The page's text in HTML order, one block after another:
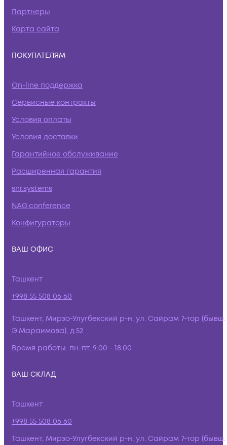
Партнеры
Карта сайта
ПОКУПАТЕЛЯМ
On-line поддержка
Сервисные контракты
Условия оплаты
Условия доставки
Гарантийное обслуживание
Расширенная гарантия
snr.systems
NAG.conference
Конфигураторы
ВАШ ОФИС
Ташкент
+998 55 508 06 60
Ташкент, Мирзо-Улугбекский р-н, ул. Сайрам 7-тор (бывш.
Э.Мараимова), д.52
Время работы: пн-пт, 9:00 - 18:00
ВАШ СКЛАД
Ташкент
+998 55 508 06 60
Ташкент, Мирзо-Улугбекский р-н, ул. Сайрам 7-тор (бывш.